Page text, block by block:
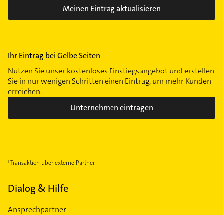
Meinen Eintrag aktualisieren
Ihr Eintrag bei Gelbe Seiten
Nutzen Sie unser kostenloses Einstiegsangebot und erstellen
Sie in nur wenigen Schritten einen Eintrag, um mehr Kunden
erreichen.
Unternehmen eintragen
Transaktion über externe Partner
Dialog & Hilfe
Ansprechpartner